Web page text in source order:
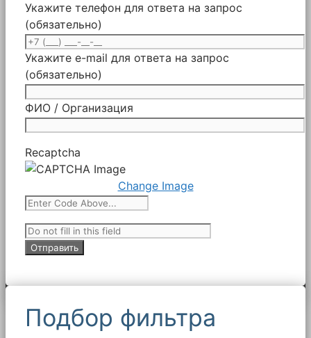
Укажите телефон для ответа на запрос
(обязательно)
Укажите e-mail для ответа на запрос
(обязательно)
ФИО / Организация
Recaptcha
Change Image
Подбор фильтра